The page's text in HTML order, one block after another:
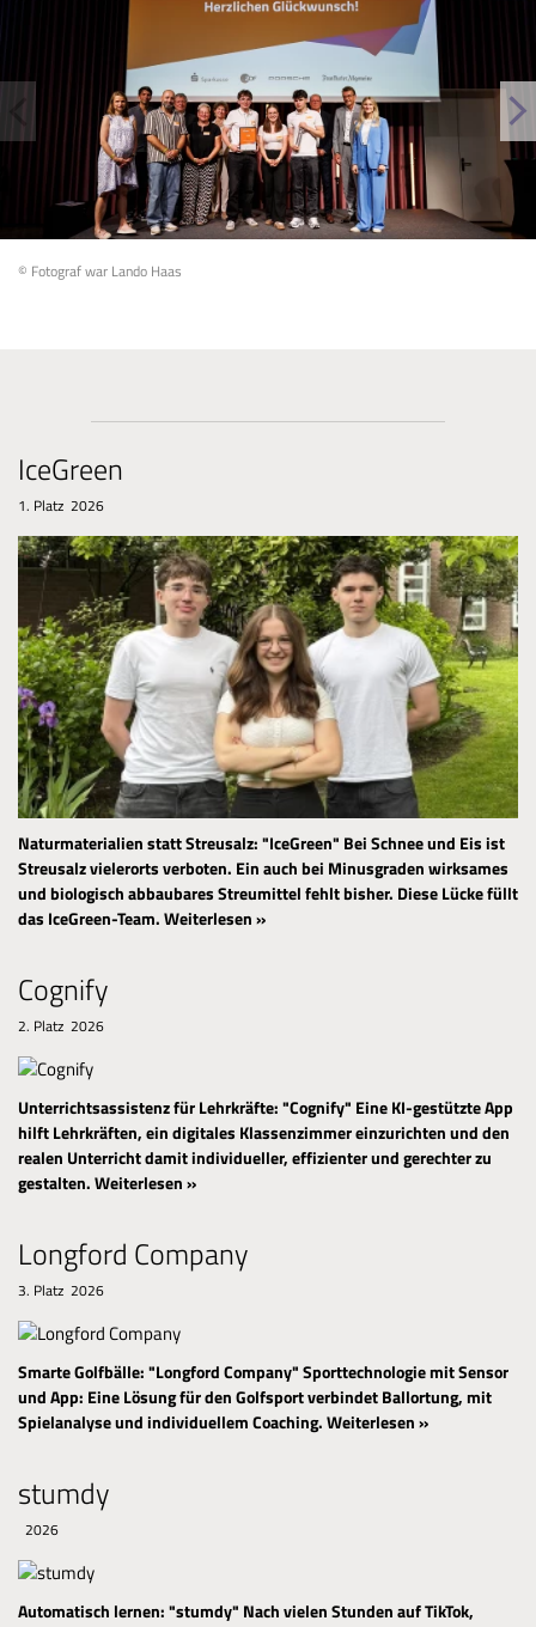
© Fotograf war Lando Haas
IceGreen
1. Platz 2026
Naturmaterialien statt Streusalz: "IceGreen" Bei Schnee und Eis ist
Streusalz vielerorts verboten. Ein auch bei Minusgraden wirksames
und biologisch abbaubares Streumittel fehlt bisher. Diese Lücke füllt
das IceGreen-Team.Weiterlesen »
Cognify
2. Platz 2026
Unterrichtsassistenz für Lehrkräfte: "Cognify" Eine KI-gestützte App
hilft Lehrkräften, ein digitales Klassenzimmer einzurichten und den
realen Unterricht damit individueller, effizienter und gerechter zu
gestalten.Weiterlesen »
Longford Company
3. Platz 2026
Smarte Golfbälle: "Longford Company"Sporttechnologie mit Sensor
und App: Eine Lösung für den Golfsport verbindet Ballortung, mit
Spielanalyse und individuellem Coaching.Weiterlesen »
stumdy
2026
Automatisch lernen: "stumdy" Nach vielen Stunden auf TikTok,